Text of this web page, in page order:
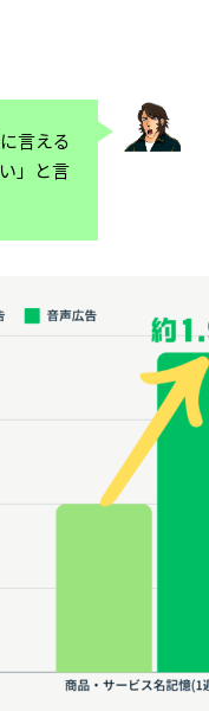
言える
」と言